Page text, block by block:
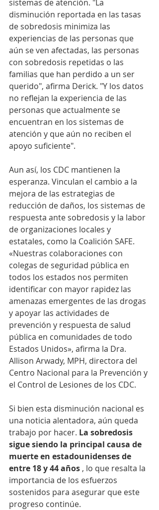
sistemas de atención. "La
disminución reportada en las tasas
de sobredosis minimiza las
experiencias de las personas que
aún se ven afectadas, las personas
con sobredosis repetidas o las
familias que han perdido a un ser
querido", afirma Derick. "Y los datos
no reflejan la experiencia de las
personas que actualmente se
encuentran en los sistemas de
atención y que aún no reciben el
apoyo suficiente".
Aun así, los CDC mantienen la
esperanza. Vinculan el cambio a la
mejora de las estrategias de
reducción de daños, los sistemas de
respuesta ante sobredosis y la labor
de organizaciones locales y
estatales, como la Coalición SAFE.
«Nuestras colaboraciones con
colegas de seguridad pública en
todos los estados nos permiten
identificar con mayor rapidez las
amenazas emergentes de las drogas
y apoyar las actividades de
prevención y respuesta de salud
pública en comunidades de todo
Estados Unidos», afirma la Dra.
Allison Arwady, MPH, directora del
Centro Nacional para la Prevención y
el Control de Lesiones de los CDC.
Si bien esta disminución nacional es
una noticia alentadora, aún queda
trabajo por hacer. La sobredosis
sigue siendo la principal causa de
muerte en estadounidenses de
entre 18 y 44 años , lo que resalta la
importancia de los esfuerzos
sostenidos para asegurar que este
progreso continúe.